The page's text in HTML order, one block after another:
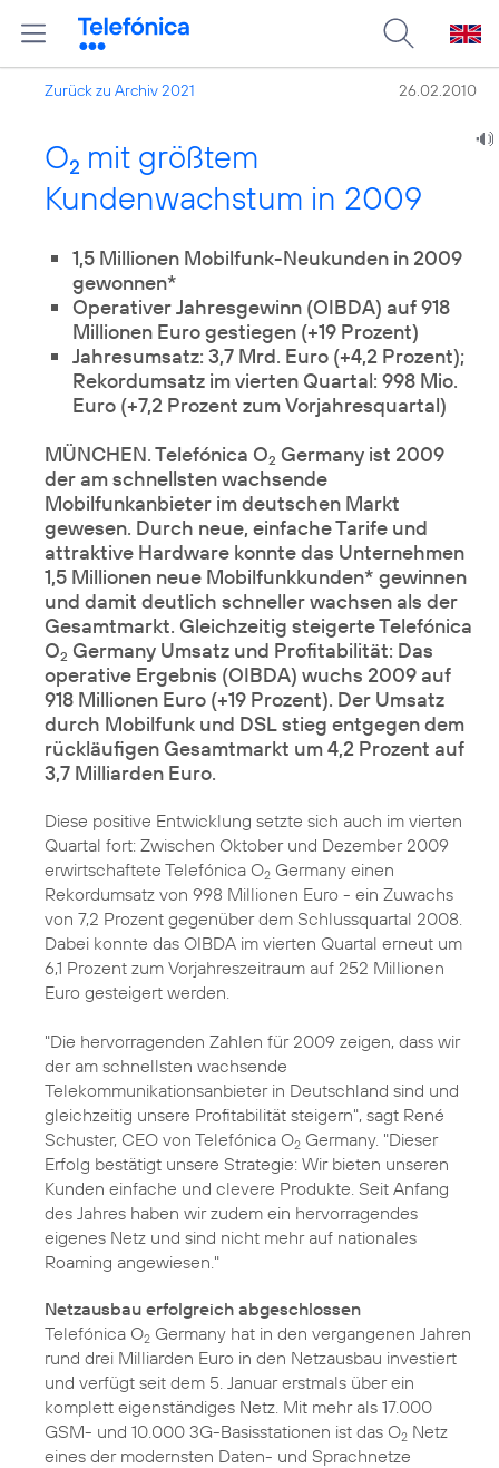
Zurück zu Archiv 2021 26.02.2010
O2 mit größtem
Kundenwachstum in 2009
1,5 Millionen Mobilfunk-Neukunden in 2009
gewonnen*
Operativer Jahresgewinn (OIBDA) auf 918
Millionen Euro gestiegen (+19 Prozent)
Jahresumsatz: 3,7 Mrd. Euro (+4,2 Prozent);
Rekordumsatz im vierten Quartal: 998 Mio.
Euro (+7,2 Prozent zum Vorjahresquartal)
MÜNCHEN. Telefónica O2 Germany ist 2009
der am schnellsten wachsende
Mobilfunkanbieter im deutschen Markt
gewesen. Durch neue, einfache Tarife und
attraktive Hardware konnte das Unternehmen
1,5 Millionen neue Mobilfunkkunden* gewinnen
und damit deutlich schneller wachsen als der
Gesamtmarkt. Gleichzeitig steigerte Telefónica
O2 Germany Umsatz und Profitabilität: Das
operative Ergebnis (OIBDA) wuchs 2009 auf
918 Millionen Euro (+19 Prozent). Der Umsatz
durch Mobilfunk und DSL stieg entgegen dem
rückläufigen Gesamtmarkt um 4,2 Prozent auf
3,7 Milliarden Euro.
Diese positive Entwicklung setzte sich auch im vierten
Quartal fort: Zwischen Oktober und Dezember 2009
erwirtschaftete Telefónica O2 Germany einen
Rekordumsatz von 998 Millionen Euro - ein Zuwachs
von 7,2 Prozent gegenüber dem Schlussquartal 2008.
Dabei konnte das OIBDA im vierten Quartal erneut um
6,1 Prozent zum Vorjahreszeitraum auf 252 Millionen
Euro gesteigert werden.
"Die hervorragenden Zahlen für 2009 zeigen, dass wir
der am schnellsten wachsende
Telekommunikationsanbieter in Deutschland sind und
gleichzeitig unsere Profitabilität steigern", sagt René
Schuster, CEO von Telefónica O2 Germany. "Dieser
Erfolg bestätigt unsere Strategie: Wir bieten unseren
Kunden einfache und clevere Produkte. Seit Anfang
des Jahres haben wir zudem ein hervorragendes
eigenes Netz und sind nicht mehr auf nationales
Roaming angewiesen."
Netzausbau erfolgreich abgeschlossen
Telefónica O2 Germany hat in den vergangenen Jahren
rund drei Milliarden Euro in den Netzausbau investiert
und verfügt seit dem 5. Januar erstmals über ein
komplett eigenständiges Netz. Mit mehr als 17.000
GSM- und 10.000 3G-Basisstationen ist das O2 Netz
eines der modernsten Daten- und Sprachnetze